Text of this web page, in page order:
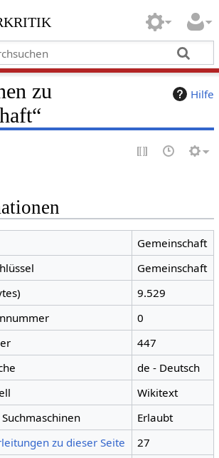
Hilfe
zu
Gemeinschaft
Gemeinschaft
9.529
0
447
de - Deutsch
Wikitext
Erlaubt
zu dieser Seite
27